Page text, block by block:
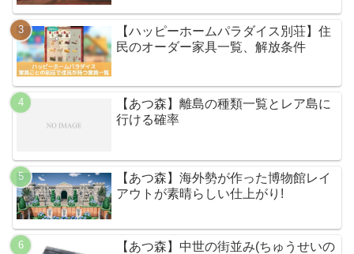
【ハッピーホームパラダイス別荘】住
民のオーダー家具一覧、解放条件
【あつ森】離島の種類一覧とレア島に
行ける確率
【あつ森】海外勢が作った博物館レイ
アウトが素晴らしい仕上がり!
【あつ森】中世の街並み(ちゅうせいの